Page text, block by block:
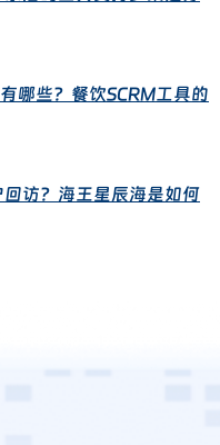
哪些？餐饮SCRM工具的
访？海王星辰海是如何